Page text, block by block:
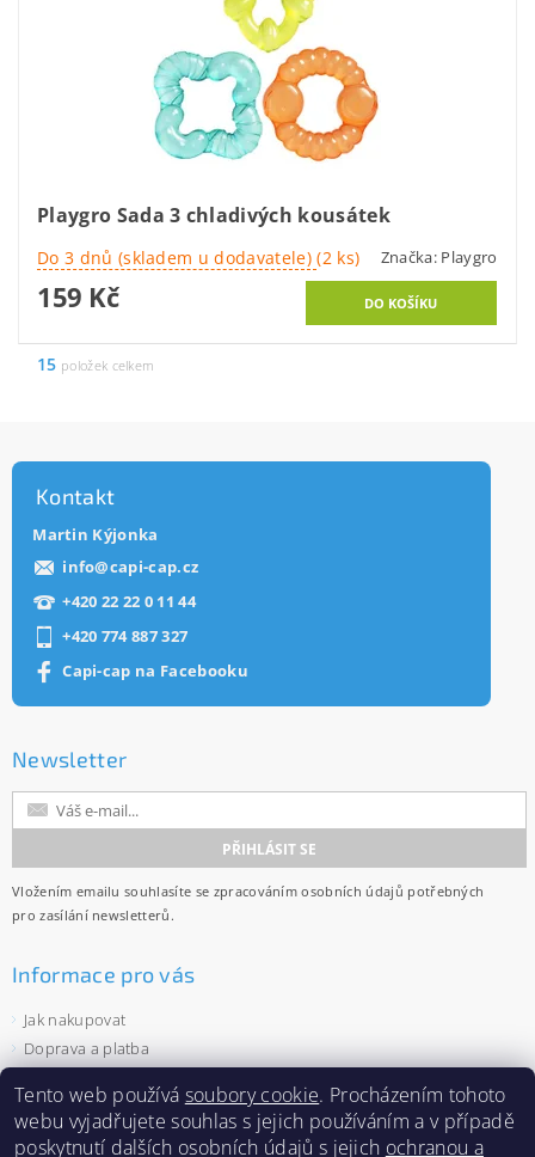
Playgro Sada 3 chladivých kousátek
Do 3 dnů (skladem u dodavatele)(2 ks) Značka: Playgro
159 Kč
15 položek celkem
Kontakt
Martin Kýjonka
info@capi-cap.cz
+420 22 22 0 11 44
+420 774 887 327
Capi-cap na Facebooku
Newsletter
Vložením emailu souhlasíte se zpracováním osobních údajů potřebných
pro zasílání newsletterů.
Informace pro vás
Jak nakupovat
Doprava a platba
Ochrana osobních údajů
Velkoobchod
Tento web používá soubory cookie. Procházením tohoto
webu vyjadřujete souhlas s jejich používáním a v případě
poskytnutí dalších osobních údajů s jejich ochranou a